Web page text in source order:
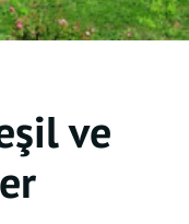
ve